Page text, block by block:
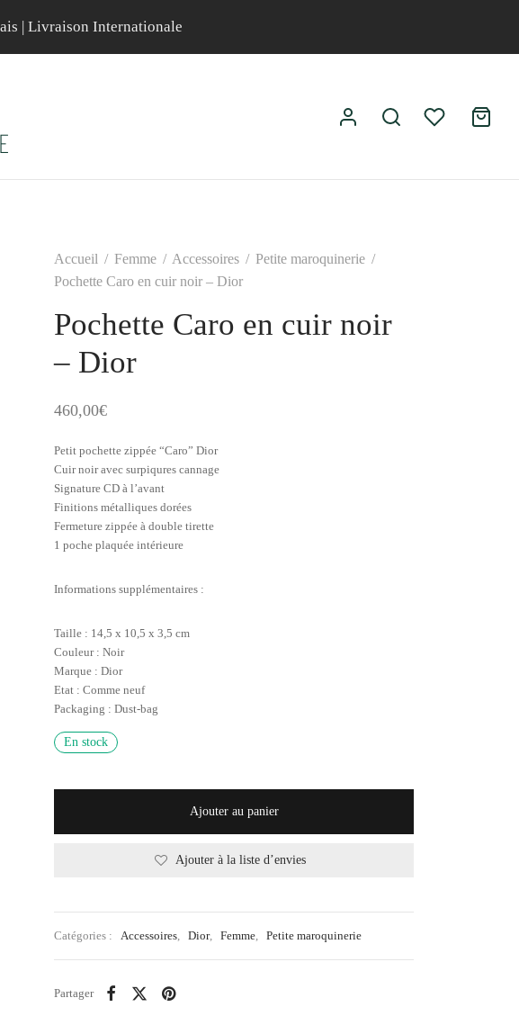
| Livraison Internationale
Accueil / Femme / Accessoires / Petite maroquinerie /
Pochette Caro en cuir noir – Dior
Pochette Caro en cuir noir
– Dior
460,00€
Petit pochette zippée “Caro” Dior
Cuir noir avec surpiqures cannage
Signature CD à l’avant
Finitions métalliques dorées
Fermeture zippée à double tirette
1 poche plaquée intérieure
Informations supplémentaires :
Taille : 14,5 x 10,5 x 3,5 cm
Couleur : Noir
Marque : Dior
Etat : Comme neuf
Packaging : Dust-bag
En stock
Ajouter au panier
Ajouter à la liste d’envies
Catégories : Accessoires, Dior, Femme, Petite maroquinerie
Partager